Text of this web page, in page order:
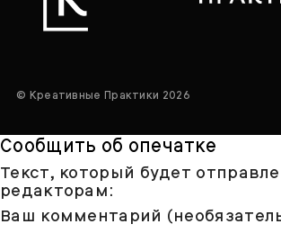
© Креативные Практики 2026
Сообщить об опечатке
Текст, который будет
редакторам:
Ваш комментарий